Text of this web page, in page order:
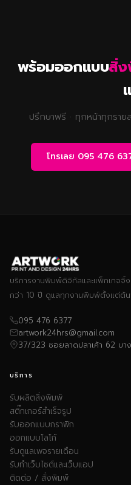
พร้อมออกแบบสิ่ง
ปรึกษาฟรี · ทุกหน้าทุกราย
โทรเลย 095 476
บริการงานพิมพ์ดิจิทัลและแพ็กเกจจิ้
กว่า 10 ปี ดูแลทุกงานพิมพ์ตั้งแต่ต้
095 476 6377
artwork24hrs@gmail.com
37/323 ซอยลาดปลาเค้า 62 บา
บริการ
รับผลิตสิ่งพิมพ์
สติ๊กเกอร์สำเร็จรูป
รับออกแบบกราฟิก
ออกแบบโลโก้
รับดูแลเพจรายเดือน
รับทำเว็บไซต์และเว็บแอป
ติดต่อ / สั่งพิมพ์